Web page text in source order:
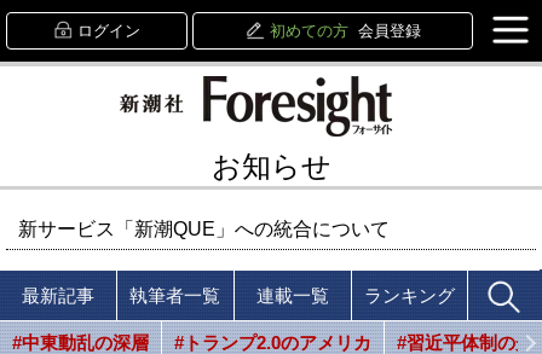
ログイン 初めての方 会員登録
お知らせ
新サービス「新潮QUE」への統合について
最新記事 執筆者一覧 連載一覧 ランキング
#中東動乱の深層 #トランプ2.0のアメリカ #習近平体制の光